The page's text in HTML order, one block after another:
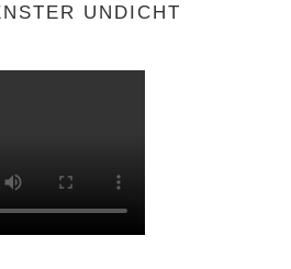
UNDICHT